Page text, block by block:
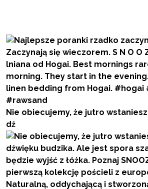
Nie obiecujemy, że jutro
dź